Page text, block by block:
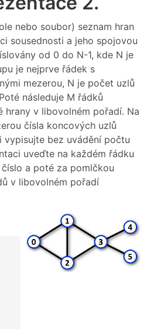
nebo soubor) seznam hran
sousednosti a jeho spojovou
od 0 do N-1, kde N je
je nejprve řádek s
mezerou, N je počet uzlů
následuje M řádků
hrany v libovolném pořadí. Na
čísla koncových uzlů
vypisujte bez uvádění počtu
uveďte na každém řádku
a poté za pomlčkou
v libovolném pořadí